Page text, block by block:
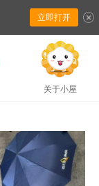
立即打开
关于小屋